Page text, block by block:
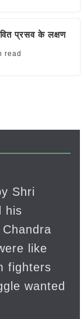
प्रसव के लक्षण
read
Shri
his
like
fighters
wanted